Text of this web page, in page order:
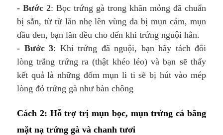
- Bước 2: Bọc trứng gà trong khăn mỏng đã chuẩn
bị sẵn, từ từ lăn nhẹ lên vùng da bị mụn cám, mụn
đầu đen, bạn lăn đều cho đến khi trứng nguội hẳn.
- Bước 3: Khi trứng đã nguội, bạn hãy tách đôi
lòng trắng trứng ra (thật khéo léo) và bạn sẽ thấy
kết quả là những đốm mụn li ti sẽ bị hút vào mép
lòng đỏ trứng gà như bàn chông
Cách 2: Hỗ trợ trị mụn bọc, mụn trứng cá bằng
mặt nạ trứng gà và chanh tươi